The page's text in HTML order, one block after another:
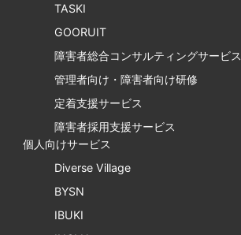
TASKI
GOORUIT
障害者総合コンサルティングサービス
管理者向け・障害者向け研修
定着支援サービス
障害者採用支援サービス
個人向けサービス
Diverse Village
BYSN
IBUKI